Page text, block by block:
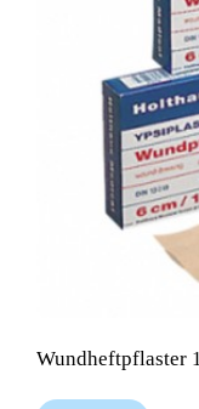
Wundheftpflaster